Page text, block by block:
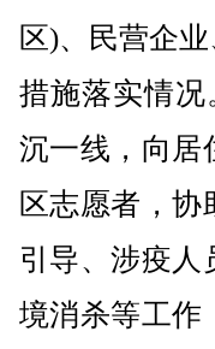
区)、民营企
措施落实情
沉一线，向居
区志愿者，
引导、涉疫人
境消杀等工作